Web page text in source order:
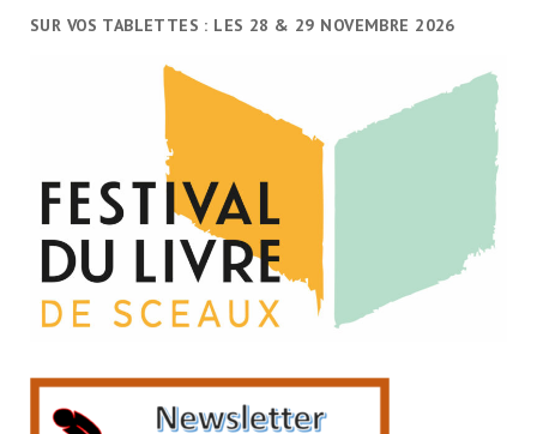
SUR VOS TABLETTES : LES 28 & 29 NOVEMBRE 2026